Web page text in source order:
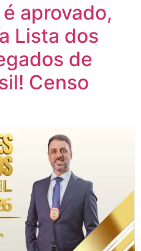
aprovado,
Lista dos
de
Censo